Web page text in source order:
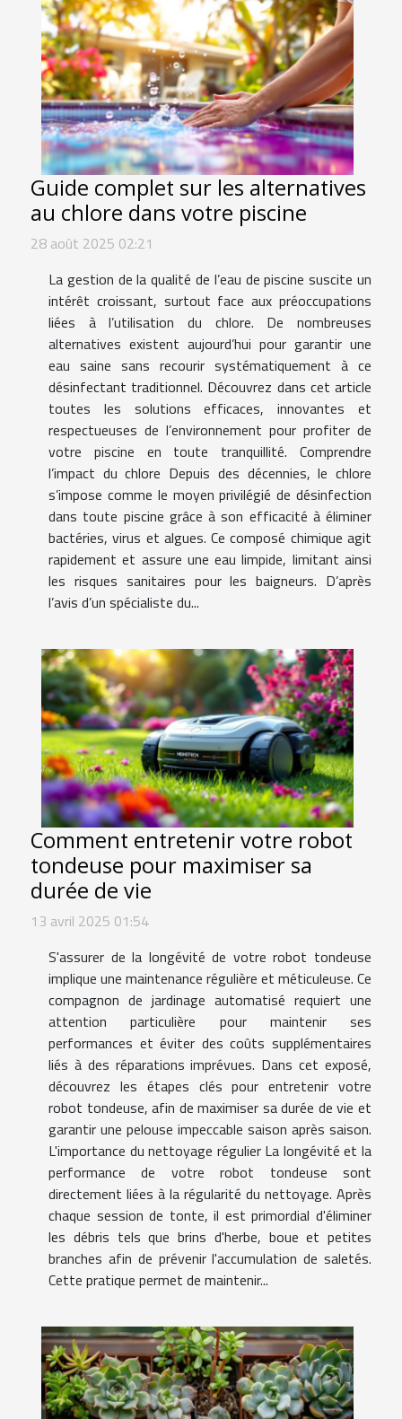
Guide complet sur les alternatives
au chlore dans votre piscine
28 août 2025 02:21
La gestion de la qualité de l’eau de piscine suscite un
intérêt croissant, surtout face aux préoccupations
liées à l’utilisation du chlore. De nombreuses
alternatives existent aujourd’hui pour garantir une
eau saine sans recourir systématiquement à ce
désinfectant traditionnel. Découvrez dans cet article
toutes les solutions efficaces, innovantes et
respectueuses de l’environnement pour profiter de
votre piscine en toute tranquillité. Comprendre
l’impact du chlore Depuis des décennies, le chlore
s’impose comme le moyen privilégié de désinfection
dans toute piscine grâce à son efficacité à éliminer
bactéries, virus et algues. Ce composé chimique agit
rapidement et assure une eau limpide, limitant ainsi
les risques sanitaires pour les baigneurs. D’après
l’avis d’un spécialiste du...
Comment entretenir votre robot
tondeuse pour maximiser sa
durée de vie
13 avril 2025 01:54
S'assurer de la longévité de votre robot tondeuse
implique une maintenance régulière et méticuleuse. Ce
compagnon de jardinage automatisé requiert une
attention particulière pour maintenir ses
performances et éviter des coûts supplémentaires
liés à des réparations imprévues. Dans cet exposé,
découvrez les étapes clés pour entretenir votre
robot tondeuse, afin de maximiser sa durée de vie et
garantir une pelouse impeccable saison après saison.
L'importance du nettoyage régulier La longévité et la
performance de votre robot tondeuse sont
directement liées à la régularité du nettoyage. Après
chaque session de tonte, il est primordial d'éliminer
les débris tels que brins d'herbe, boue et petites
branches afin de prévenir l'accumulation de saletés.
Cette pratique permet de maintenir...